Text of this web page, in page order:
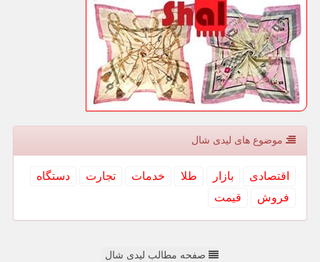
موضوع های لیدی شال
اقتصادی بازار طلا خدمات تجارت
دستگاه
فروش
قیمت
صفحه مطالب لیدی شال